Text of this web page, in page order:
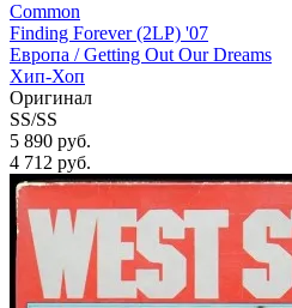
Common
Finding Forever (2LP) '07
Европа /Getting Out Our Dreams
Хип-Хоп
Оригинал
SS/SS
5 890 руб.
4 712 руб.